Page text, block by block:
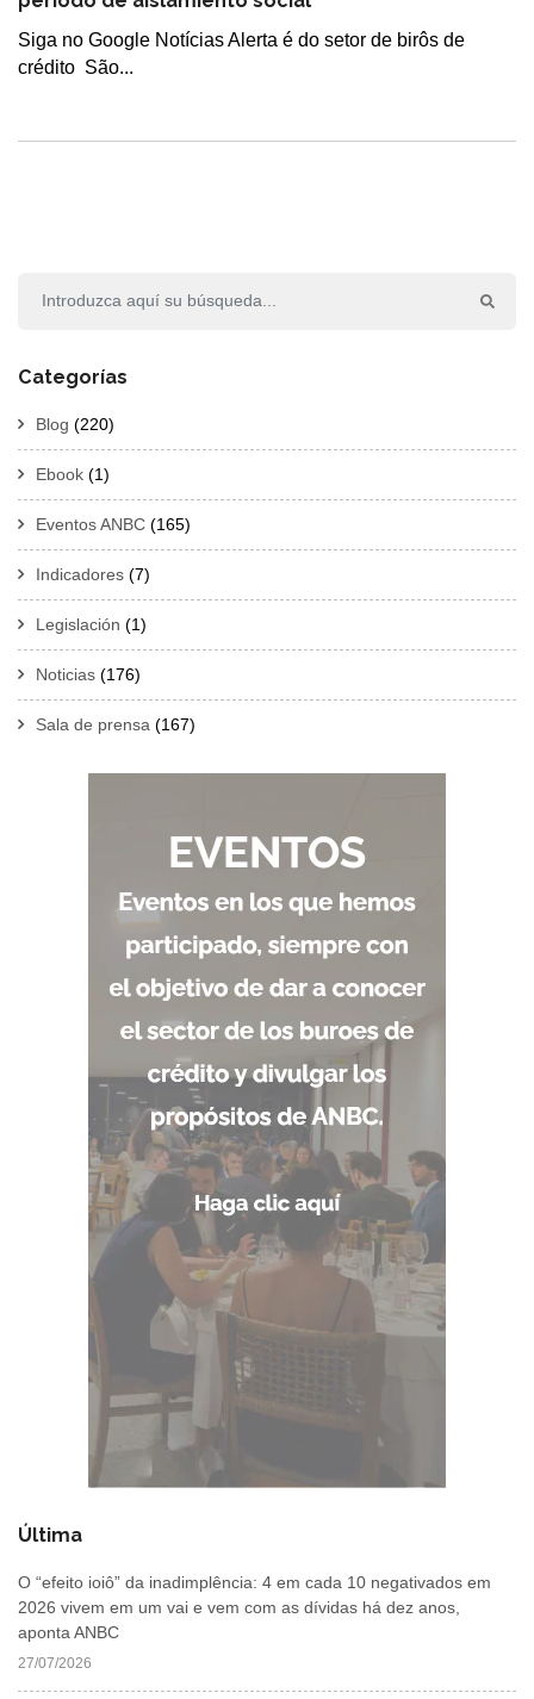
Siga no Google Notícias Alerta é do setor de birôs de
crédito São...
Categorías
Blog (220)
Ebook (1)
Eventos ANBC (165)
Indicadores (7)
Legislación (1)
Noticias (176)
Sala de prensa (167)
Última
O “efeito ioiô” da inadimplência: 4 em cada 10 negativados em
2026 vivem em um vai e vem com as dívidas há dez anos,
aponta ANBC
27/07/2026